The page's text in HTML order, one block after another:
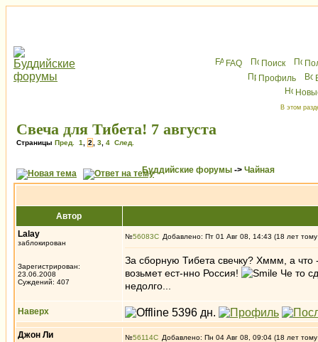
FAQ Поиск
Профиль
В этом
Свеча для Тибета! 7 августа
Страницы Пред. 1 2 3 4 След.
Буддийские форумы -> Чайная
Автор
Lalay
заблокирован
Зарегистрирован:
23.06.2008
Суждений: 407
№56083 Добавлено: Пт 01 Авг 08, 14:43 (18 лет
За сборную Тибета свечку? Хммм, а что
возьмет ест-нно Россия!
Че то
недолго...
Наверх
Джон Ли №56114 Добавлено: Пн 04 Авг 08, 09:04 (18 лет